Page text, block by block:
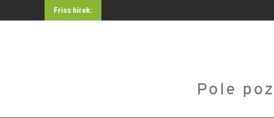
to
Friss hírek:
Pole